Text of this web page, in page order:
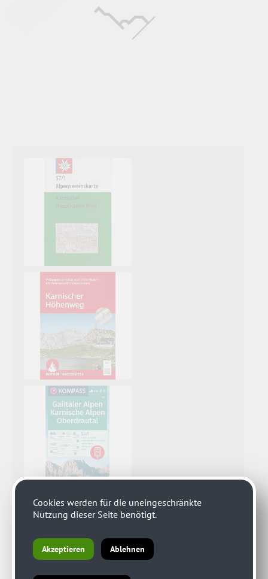
Cookies werden für die uneingeschränkte
Nutzung dieser Seite benötigt.
Akzeptieren Ablehnen